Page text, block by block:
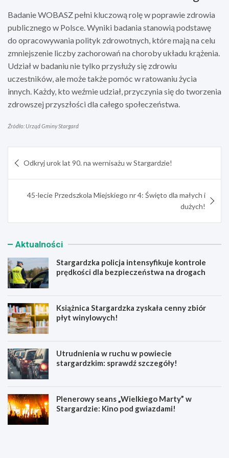
Badanie WOBASZ pełni kluczową rolę w poprawie zdrowia
publicznego w Polsce. Wyniki badania stanowią podstawę
do opracowywania polityk zdrowotnych, które mają na celu
zmniejszenie liczby zachorowań na choroby układu krążenia.
Udział w badaniu nie tylko przysłuży się zdrowiu
uczestników, ale może także pomóc w ratowaniu życia
innych. Każdy, kto weźmie udział, przyczynia się do tworzenia
zdrowszej przyszłości dla całego społeczeństwa.
Źródło: Urząd Gminy Stargard
wpisu
Odkryj urok lat 90. na wernisażu w Stargardzie!
45-lecie Przedszkola Miejskiego nr 4: Święto dla małych i
dużych!
Aktualności
Stargardzka policja intensyfikuje kontrole
prędkości dla bezpieczeństwa na drogach
Książnica Stargardzka zyskała cenny zbiór
płyt winylowych!
Utrudnienia w ruchu w powiecie
stargardzkim: sprawdź szczegóły!
Plenerowy seans „Wielkiego Marty” w
Stargardzie: Kino pod gwiazdami!
S
K